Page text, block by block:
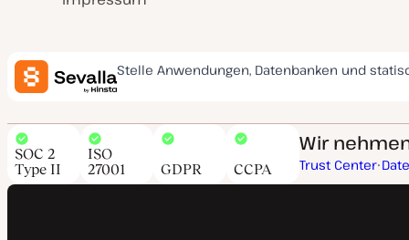
Stelle Anwendungen, Datenbanken und
Wir
Trust Center
SOC 2
Type II
ISO
27001
GDPR CCPA